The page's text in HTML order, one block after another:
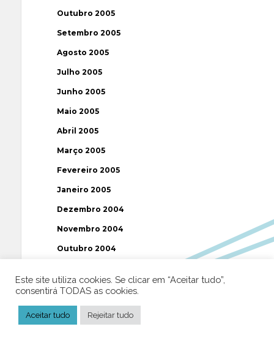
Outubro 2005
Setembro 2005
Agosto 2005
Julho 2005
Junho 2005
Maio 2005
Abril 2005
Março 2005
Fevereiro 2005
Janeiro 2005
Dezembro 2004
Novembro 2004
Outubro 2004
Agosto 2004
Julho 2004
Junho 2004
Este site utiliza cookies. Se clicar em “Aceitar tudo”,
consentirá TODAS as cookies.
Aceitar tudo Rejeitar tudo